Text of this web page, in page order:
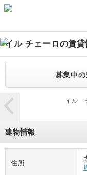
イル チェーロの賃貸
募集中
イル
建物情報
住所